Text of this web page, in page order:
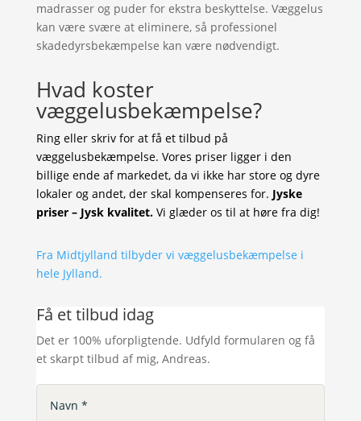
madrasser og puder for ekstra beskyttelse. Væggelus
kan være svære at eliminere, så professionel
skadedyrsbekæmpelse kan være nødvendigt.
Hvad koster
væggelusbekæmpelse?
Ring eller skriv for at få et tilbud på
væggelusbekæmpelse. Vores priser ligger i den
billige ende af markedet, da vi ikke har store og dyre
lokaler og andet, der skal kompenseres for. Jyske
priser – Jysk kvalitet.Vi glæder os til at høre fra dig!
Fra Midtjylland tilbyder vi væggelusbekæmpelse i
hele Jylland.
Få et tilbud idag
Det er 100% uforpligtende. Udfyld formularen og få
et skarpt tilbud af mig, Andreas.